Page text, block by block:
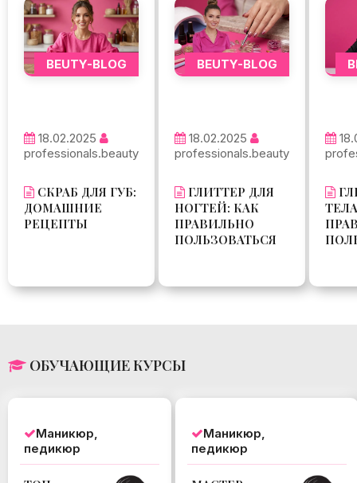
BEUTY-BLOG
18.02.2025
professionals.beauty
СКРАБ ДЛЯ ГУБ:
ДОМАШНИЕ
РЕЦЕПТЫ
BEUTY-BLOG
18.02.2025
professionals.beauty
ГЛИТТЕР ДЛЯ
НОГТЕЙ: КАК
ПРАВИЛЬНО
ПОЛЬЗОВАТЬСЯ
ОБУЧАЮЩИЕ КУРСЫ
Маникюр,
педикюр
Маникюр,
педикюр